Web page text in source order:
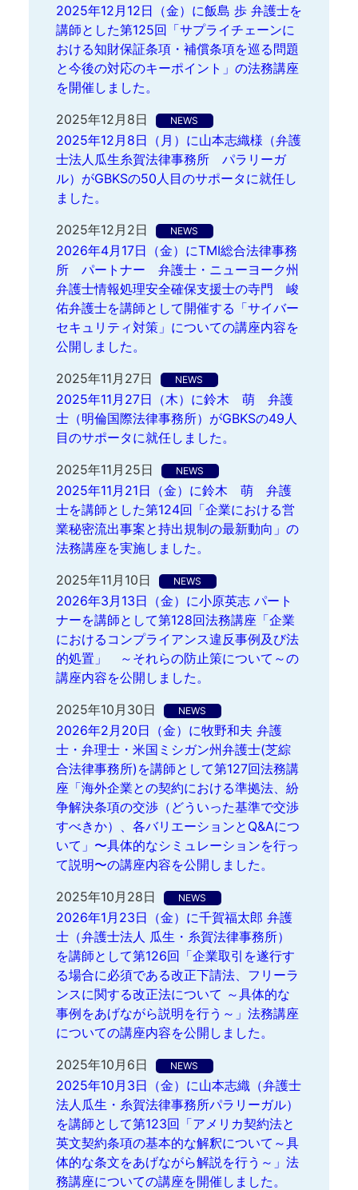
2025年12月12日（金）に飯島 歩 弁護士を
講師とした第125回「サプライチェーンに
おける知財保証条項・補償条項を巡る問題
と今後の対応のキーポイント」の法務講座
を開催しました。
2025年12月8日
NEWS
2025年12月8日（月）に山本志織様（弁護
士法人瓜生糸賀法律事務所 パラリーガ
ル）がGBKSの50人目のサポータに就任し
ました。
2025年12月2日
NEWS
2026年4月17日（金）にTMI総合法律事務
所 パートナー 弁護士・ニューヨーク州
弁護士情報処理安全確保支援士の寺門 峻
佑弁護士を講師として開催する「サイバー
セキュリティ対策」についての講座内容を
公開しました。
2025年11月27日
NEWS
2025年11月27日（木）に鈴木 萌 弁護
士（明倫国際法律事務所）がGBKSの49人
目のサポータに就任しました。
2025年11月25日
NEWS
2025年11月21日（金）に鈴木 萌 弁護
士を講師とした第124回「企業における営
業秘密流出事案と持出規制の最新動向」の
法務講座を実施しました。
2025年11月10日
NEWS
2026年3月13日（金）に小原英志 パート
ナーを講師として第128回法務講座「企業
におけるコンプライアンス違反事例及び法
的処置」 ～それらの防止策について～の
講座内容を公開しました。
2025年10月30日
NEWS
2026年2月20日（金）に牧野和夫 弁護
士・弁理士・米国ミシガン州弁護士(芝綜
合法律事務所)を講師として第127回法務講
座「海外企業との契約における準拠法、紛
争解決条項の交渉（どういった基準で交渉
すべきか）、各バリエーションとQ&Aにつ
いて」〜具体的なシミュレーションを行っ
て説明〜の講座内容を公開しました。
2025年10月28日
NEWS
2026年1月23日（金）に千賀福太郎 弁護
士（弁護士法人 瓜生・糸賀法律事務所）
を講師として第126回「企業取引を遂行す
る場合に必須である改正下請法、フリーラ
ンスに関する改正法について ～具体的な
事例をあげながら説明を行う～」法務講座
についての講座内容を公開しました。
2025年10月6日
NEWS
2025年10月3日（金）に山本志織（弁護士
法人瓜生・糸賀法律事務所パラリーガル）
を講師として第123回「アメリカ契約法と
英文契約条項の基本的な解釈について～具
体的な条文をあげながら解説を行う～」法
務講座についての講座を開催しました。